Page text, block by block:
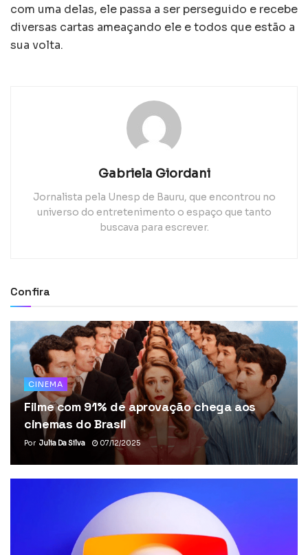
com uma delas, ele passa a ser perseguido e recebe
diversas cartas ameaçando ele e todos que estão a
sua volta.
Gabriela Giordani
Jornalista pela Unesp de Bauru, que encontrou no
universo do entretenimento o espaço que tanto
buscava para escrever.
Confira
CINEMA
Filme com 91% de aprovação chega aos
cinemas do Brasil
Por Julia Da Silva 07/12/2025